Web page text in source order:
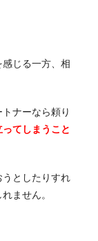
じる一方、相
ナーなら頼り
てしまうこと
うとしたりすれ
ません。